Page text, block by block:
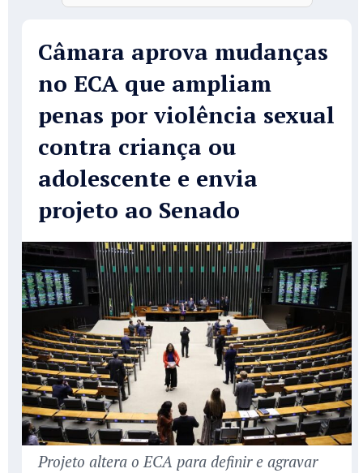
Câmara aprova mudanças
no ECA que ampliam
penas por violência sexual
contra criança ou
adolescente e envia
projeto ao Senado
Projeto altera o ECA para definir e agravar